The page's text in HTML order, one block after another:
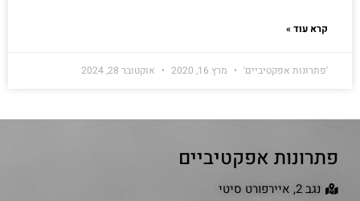
קרא עוד »
'פתרונות אפקטיביים' מרץ 16, 2020 אוקטובר 28, 2024
פתרונות אפקטיביים
נגב 2, איירפורט סיטי